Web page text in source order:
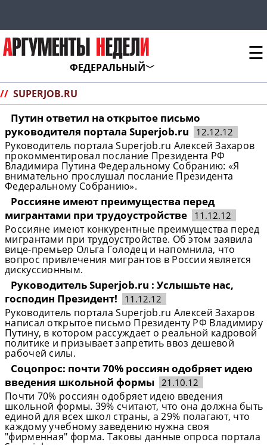
ФЕДЕРАЛЬНЫЙ
☰
// SUPERJOB.RU
Путин ответил на открытое письмо
руководителя портала Superjob.ru
12.12.12
Руководитель портала Superjob.ru Алексей Захаров
прокомментировал послание Президента РФ
Владимира Путина Федеральному Собранию: «Я
внимательно прослушал послание Президента
Федеральному Собранию».
Россияне имеют преимущества перед
мигрантами при трудоустройстве
11.12.12
Россияне имеют конкурентные преимущества перед
мигрантами при трудоустройстве. Об этом заявила
вице-премьер Ольга Голодец и напомнила, что
вопрос привлечения мигрантов в России является
дискуссионным.
Руководитель Superjob.ru : Услышьте нас,
господин Президент!
11.12.12
Руководитель портала Superjob.ru Алексей Захаров
написал открытое письмо Президенту РФ Владимиру
Путину, в котором рассуждает о реальной кадровой
политике и призывает запретить ввоз дешевой
рабочей силы.
Соцопрос: почти 70% россиян одобряет идею
введения школьной формы 21.10.12
Почти 70% россиян одобряет идею введения
школьной формы. 39% считают, что она должна быть
единой для всех школ страны, а 29% полагают, что
каждому учебному заведению нужна своя
"фирменная" форма. Таковы данные опроса портала